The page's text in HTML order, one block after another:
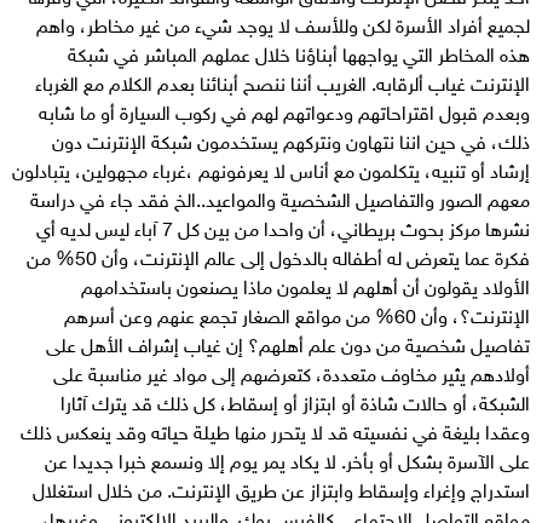
لجميع أفراد الأسرة لكن وللأسف لا يوجد شيء من غير مخاطر، واهم
هذه المخاطر التي يواجهها أبناؤنا خلال عملهم المباشر في شبكة
الإنترنت غياب ألرقابه. الغريب أننا ننصح أبنائنا بعدم الكلام مع الغرباء
وبعدم قبول اقتراحاتهم ودعواتهم لهم في ركوب السيارة أو ما شابه
ذلك، في حين اننا نتهاون ونتركهم يستخدمون شبكة الإنترنت دون
إرشاد أو تنبيه، يتكلمون مع أناس لا يعرفونهم ،غرباء مجهولين، يتبادلون
معهم الصور والتفاصيل الشخصية والمواعيد..الخ فقد جاء في دراسة
نشرها مركز بحوث بريطاني، أن واحدا من بين كل 7 آباء ليس لديه أي
فكرة عما يتعرض له أطفاله بالدخول إلى عالم الإنترنت، وأن 50% من
الأولاد يقولون أن أهلهم لا يعلمون ماذا يصنعون باستخدامهم
الإنترنت؟، وأن 60% من مواقع الصغار تجمع عنهم وعن أسرهم
تفاصيل شخصية من دون علم أهلهم؟ إن غياب إشراف الأهل على
أولادهم يثير مخاوف متعددة، كتعرضهم إلى مواد غير مناسبة على
الشبكة، أو حالات شاذة أو ابتزاز أو إسقاط، كل ذلك قد يترك آثارا
وعقدا بليغة في نفسيته قد لا يتحرر منها طيلة حياته وقد ينعكس ذلك
على الآسرة بشكل أو بأخر. لا يكاد يمر يوم إلا ونسمع خبرا جديدا عن
استدراج وإغراء وإسقاط وابتزاز عن طريق الإنترنت. من خلال استغلال